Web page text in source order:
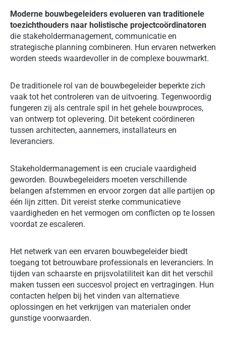
Moderne bouwbegeleiders evolueren van traditionele
toezichthouders naar holistische projectcoördinatoren
die stakeholdermanagement, communicatie en
strategische planning combineren. Hun ervaren netwerken
worden steeds waardevoller in de complexe bouwmarkt.
De traditionele rol van de bouwbegeleider beperkte zich
vaak tot het controleren van de uitvoering. Tegenwoordig
fungeren zij als centrale spil in het gehele bouwproces,
van ontwerp tot oplevering. Dit betekent coördineren
tussen architecten, aannemers, installateurs en
leveranciers.
Stakeholdermanagement is een cruciale vaardigheid
geworden. Bouwbegeleiders moeten verschillende
belangen afstemmen en ervoor zorgen dat alle partijen op
één lijn zitten. Dit vereist sterke communicatieve
vaardigheden en het vermogen om conflicten op te lossen
voordat ze escaleren.
Het netwerk van een ervaren bouwbegeleider biedt
toegang tot betrouwbare professionals en leveranciers. In
tijden van schaarste en prijsvolatiliteit kan dit het verschil
maken tussen een succesvol project en vertragingen. Hun
contacten helpen bij het vinden van alternatieve
oplossingen en het verkrijgen van materialen onder
gunstige voorwaarden.